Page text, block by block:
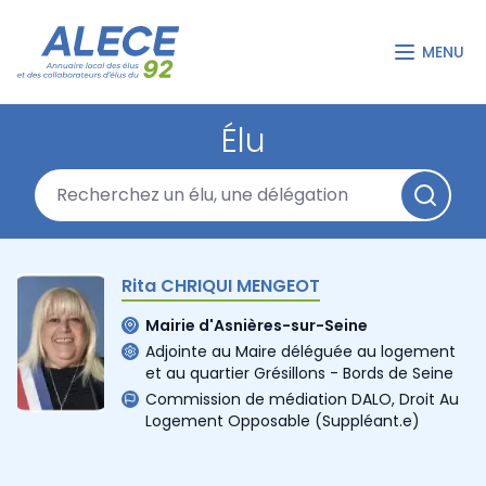
MENU
Élu
Rita CHRIQUI MENGEOT
Mairie d'Asnières-sur-Seine
Adjointe au Maire déléguée au logement
et au quartier Grésillons - Bords de Seine
Commission de médiation DALO, Droit Au
Logement Opposable (Suppléant.e)